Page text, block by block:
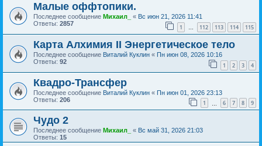
Малые оффтопики.
Последнее сообщение Михаил_ « Вс июн 21, 2026 11:41
Ответы: 2857 1 … 112 113 114 115
Карта Алхимия II Энергетическое тело
Последнее сообщение Виталий Куклин « Пн июн 08, 2026 10:16
Ответы: 92 1 2 3 4
Квадро-Трансфер
Последнее сообщение Виталий Куклин « Пн июн 01, 2026 23:13
Ответы: 206 1 6 7 8 9
Чудо 2
Последнее сообщение Михаил_ « Вс май 31, 2026 21:03
Ответы: 15